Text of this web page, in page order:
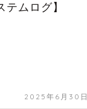
ムログ】
2025年6月30日